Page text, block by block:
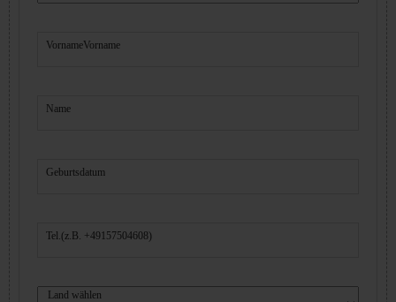
VornameVorname
Name
Geburtsdatum
Tel.(z.B. +49157504608)
Land wählen